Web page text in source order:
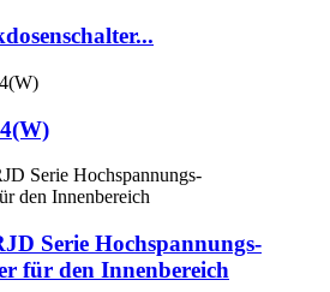
Serie Hochspannungs-
für den Innenbereich